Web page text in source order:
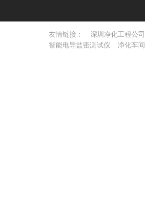
友情链接： 深圳净化工程公司
智能电导盐密测试仪
净化车间